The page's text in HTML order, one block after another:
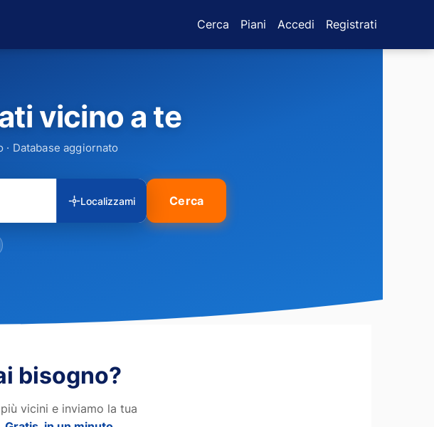
Cerca Piani Accedi Registrati
vicino a te
· Database aggiornato
Localizzami Cerca
bisogno?
vicini e inviamo la tua